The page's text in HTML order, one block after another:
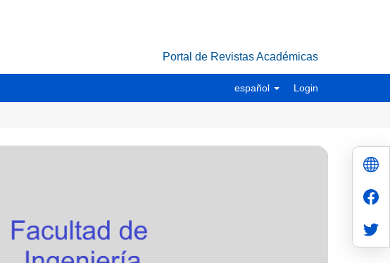
Portal de Revistas Académicas
español Login